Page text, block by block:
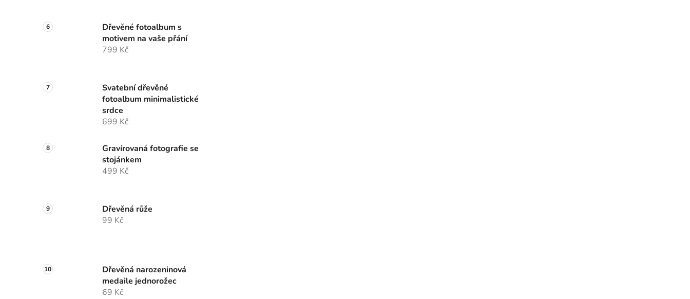
Dřevěné fotoalbum s
motivem na vaše přání
799 Kč
Svatební dřevěné
fotoalbum minimalistické
srdce
699 Kč
Gravírovaná fotografie se
stojánkem
499 Kč
Dřevěná růže
99 Kč
Dřevěná narozeninová
medaile jednorožec
69 Kč